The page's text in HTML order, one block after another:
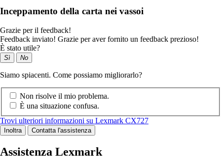
Inceppamento della carta nei vassoi
Grazie per il feedback!
Feedback inviato! Grazie per aver fornito un feedback prezioso!
È stato utile?
Sì No
Siamo spiacenti. Come possiamo migliorarlo?
Non risolve il mio problema.
È una situazione confusa.
Trovi ulteriori informazioni su Lexmark CX727
Inoltra Contatta l'assistenza
Assistenza Lexmark